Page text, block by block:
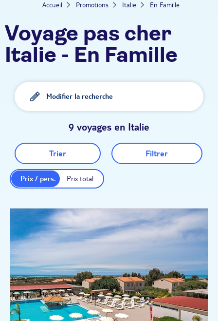
Accueil Promotions Italie En Famille
Voyage pas cher
Italie - En Famille
Modifier la recherche
9 voyages en Italie
Trier Filtrer
Prix total
Prix / pers.